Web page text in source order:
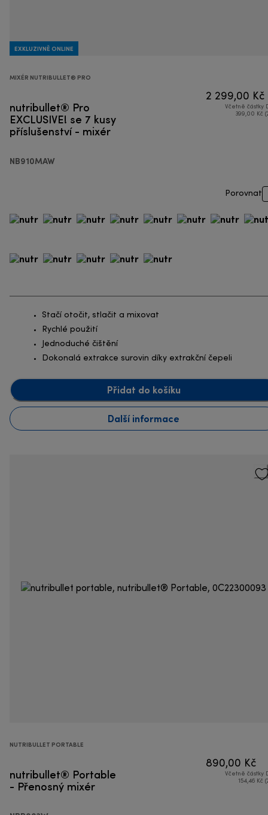
EXKLUZIVNĚ ONLINE
MIXÉR NUTRIBULLET® PRO
nutribullet® Pro
EXCLUSIVE! se 7 kusy
příslušenství - mixér
NB910MAW
2 299,00 Kč
Včetně částky
399,00 Kč
Porovnat
Stačí otočit, stlačit a mixovat
Rychlé použití
Jednoduché čištění
Dokonalá extrakce surovin díky extrakční čepeli
Přidat do košíku
Další informace
NUTRIBULLET PORTABLE
nutribullet® Portable
- Přenosný mixér
890,00 Kč
Včetně částky
154,46 Kč